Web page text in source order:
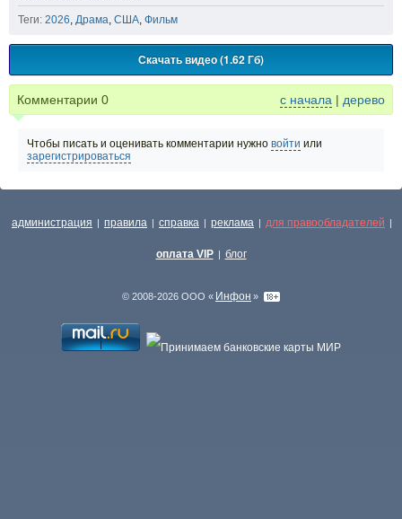
Теги: 2026 Драма США Фильм
Скачать видео (1.62 Гб)
Комментарии 0 с начала | дерево
Чтобы писать и оценивать комментарии нужно войти или
зарегистрироваться
администрация | правила | справка | реклама | для правообладателей |
оплата VIP | блог
© 2008-2026 ООО « Инфон »